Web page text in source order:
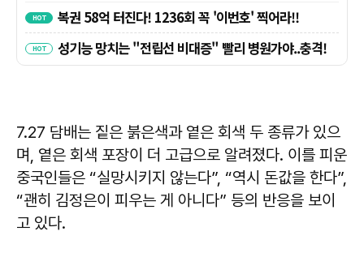
7.27 담배는 짙은 붉은색과 옅은 회색 두 종류가 있으
며, 옅은 회색 포장이 더 고급으로 알려졌다. 이를 피운
중국인들은 “실망시키지 않는다”, “역시 돈값을 한다”,
“괜히 김정은이 피우는 게 아니다” 등의 반응을 보이
고 있다.